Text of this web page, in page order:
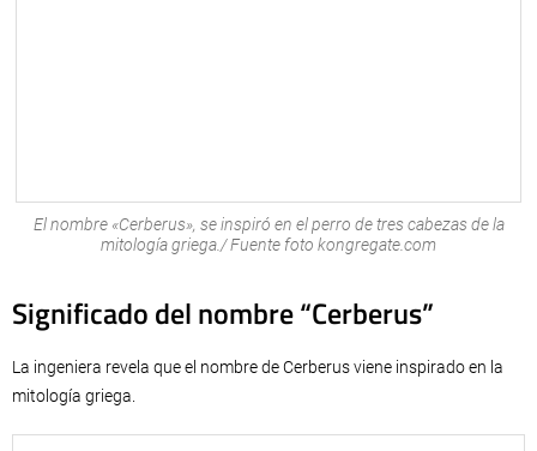
El nombre «Cerberus», se inspiró en el perro de tres cabezas de la
mitología griega./ Fuente foto kongregate.com
Significado del nombre “Cerberus”
La ingeniera revela que el nombre de Cerberus viene inspirado en la
mitología griega.